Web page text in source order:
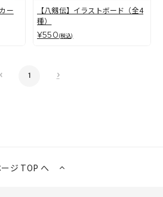
ー
【八剱伝】イラストボード（全4
種）
¥550(税込)
‹ 1 ›
ジ TOP へ